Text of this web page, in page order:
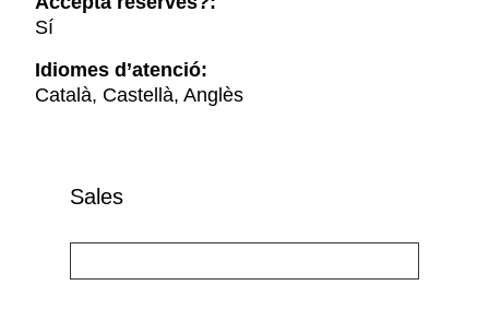
Sí
Idiomes d’atenció:
Català, Castellà, Anglès
Sales